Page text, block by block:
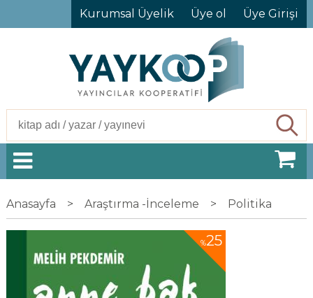
Kurumsal Üyelik Üye ol Üye Girişi
Anasayfa > Araştırma -İnceleme > Politika
%25